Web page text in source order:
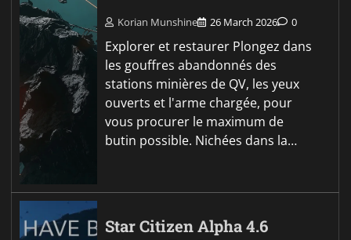
Korian Munshine 26 March 2026 0
Explorer et restaurer Plongez dans
les gouffres abandonnés des
stations minières de QV, les yeux
ouverts et l'arme chargée, pour
vous procurer le maximum de
butin possible. Nichées dans la…
Star Citizen Alpha 4.6